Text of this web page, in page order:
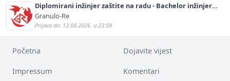
Diplomirani inžinjer zaštite na radu - Bachelor inžinjer
sigurnosti i pomoći (m/ž)
Granulo-Re
Prijava do: 13.08.2026. u 23:59
Početna Dojavite vijest
Impressum Komentari